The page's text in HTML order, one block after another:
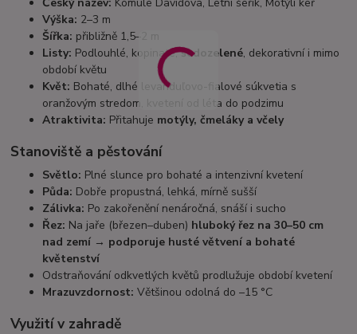
Výška: 2–3 m
Šířka: přibližně 1,5–2 m
Listy: Podlouhlé, kopinaté,šedozelené, dekorativní i mimo
období květu
Květ: Bohaté, dlhé levanduľovo-fialové súkvetia s
oranžovým stredom, kvetení od léta do podzimu
Atraktivita: Přitahuje motýly, čmeláky a včely
Stanoviště a pěstování
Světlo: Plné slunce pro bohaté a intenzivní kvetení
Půda: Dobře propustná, lehká, mírně sušší
Zálivka: Po zakořenění nenáročná, snáší i sucho
Řez: Na jaře (březen–duben) hluboký řez na 30–50 cm
nad zemí → podporuje husté větvení a bohaté
květenství
Odstraňování odkvetlých květů prodlužuje období kvetení
Mrazuvzdornost: Většinou odolná do –15 °C
Využití v zahradě